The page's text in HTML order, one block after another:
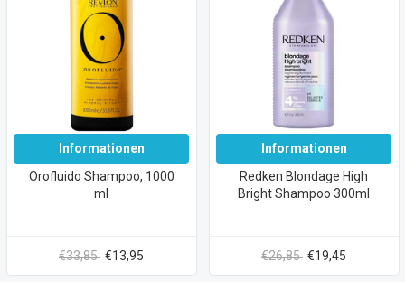
Informationen
Orofluido Shampoo, 1000
ml
€33,85 €13,95
Informationen
Redken Blondage High
Bright Shampoo 300ml
€26,85 €19,45